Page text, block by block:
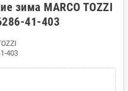
зима MARCO TOZZI
41-403
403